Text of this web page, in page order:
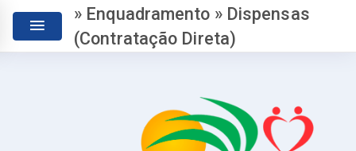
» Enquadramento » Dispensas
(Contratação Direta)